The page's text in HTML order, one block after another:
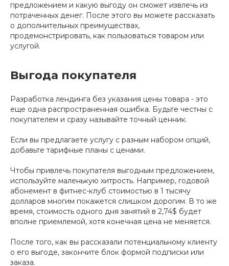
предложением и какую выгоду он сможет извлечь из
потраченных денег. После этого вы можете рассказать
о дополнительных преимуществах,
продемонстрировать, как пользоваться товаром или
услугой.
Выгода покупателя
Разработка лендинга без указания цены товара - это
еще одна распространенная ошибка. Будьте честны с
покупателем и сразу называйте точный ценник.
Если вы предлагаете услугу с разным набором опций,
добавьте тарифные планы с ценами.
Чтобы привлечь покупателя выгодным предложением,
используйте маленькую хитрость. Например, годовой
абонемент в фитнес-клуб стоимостью в 1 тысячу
долларов многим покажется слишком дорогим. В то же
время, стоимость одного дня занятий в 2,74$ будет
вполне приемлемой, хотя конечная цена не меняется.
После того, как вы рассказали потенциальному клиенту
о его выгоде, закончите блок формой подписки или
заказа.